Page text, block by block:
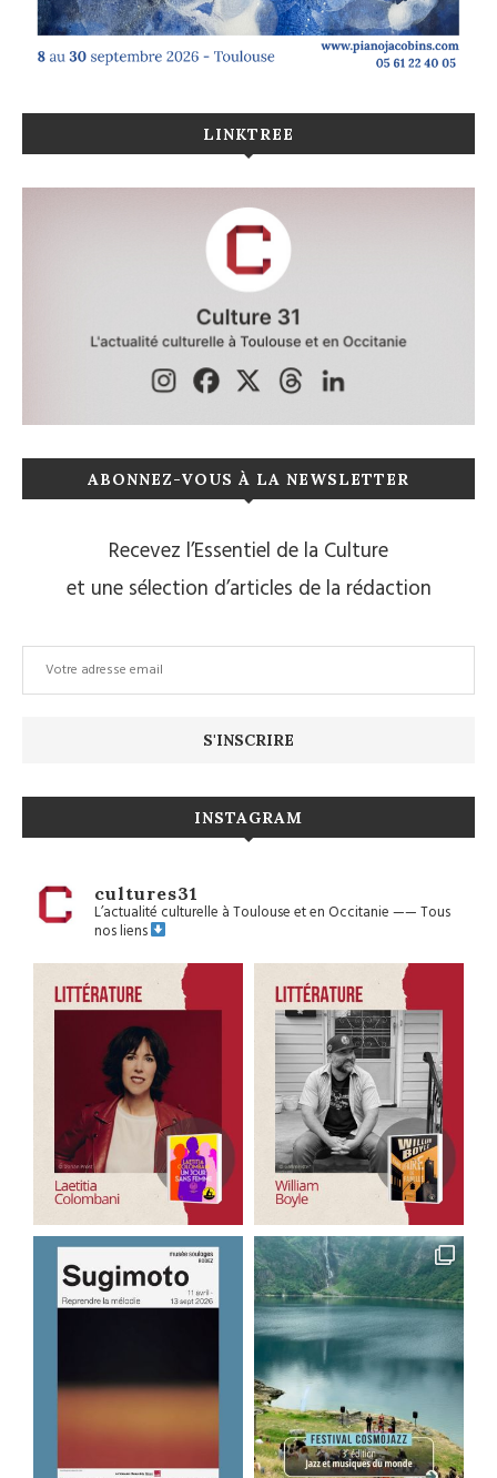
LINKTREE
ABONNEZ-VOUS À LA NEWSLETTER
Recevez l’Essentiel de la Culture
et une sélection d’articles de la rédaction
INSTAGRAM
cultures31
L’actualité culturelle à Toulouse et en Occitanie——Tous
nos liens